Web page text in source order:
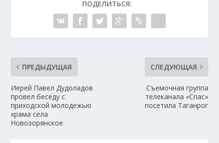
ПОДЕЛИТЬСЯ:
ПРЕДЫДУЩАЯ
Иерей Павел Дудоладов
провел беседу с
приходской молодежью
храма села
Новозорянское
СЛЕДУЮЩАЯ
Съемочная группа
телеканала «Спас»
посетила Таганрог